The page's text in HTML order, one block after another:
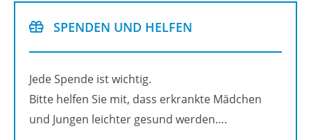
SPEN­DEN UND HEL­FEN
Jede Spen­de ist wich­tig.
Bitte hel­fen Sie mit, dass er­krank­te Mäd­chen
und Jun­gen leich­ter ge­sund wer­den….